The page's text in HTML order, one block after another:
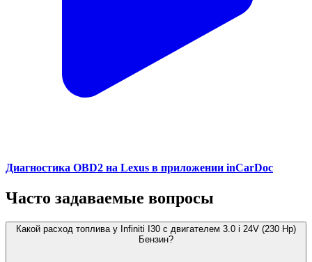
Диагностика OBD2 на Lexus в приложении inCarDoc
Часто задаваемые вопросы
Какой расход топлива у Infiniti I30 с двигателем 3.0 i 24V (230 Hp)
Бензин?